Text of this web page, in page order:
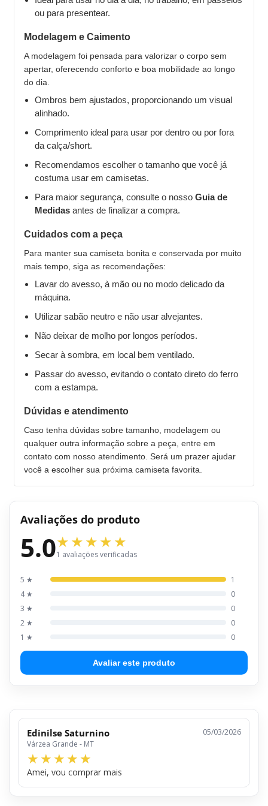
ou para presentear.
Modelagem e Caimento
A modelagem foi pensada para valorizar o corpo sem
apertar, oferecendo conforto e boa mobilidade ao longo
do dia.
Ombros bem ajustados, proporcionando um visual
alinhado.
Comprimento ideal para usar por dentro ou por fora
da calça/short.
Recomendamos escolher o tamanho que você já
costuma usar em camisetas.
Para maior segurança, consulte o nosso Guia de
Medidas antes de finalizar a compra.
Cuidados com a peça
Para manter sua camiseta bonita e conservada por muito
mais tempo, siga as recomendações:
Lavar do avesso, à mão ou no modo delicado da
máquina.
Utilizar sabão neutro e não usar alvejantes.
Não deixar de molho por longos períodos.
Secar à sombra, em local bem ventilado.
Passar do avesso, evitando o contato direto do ferro
com a estampa.
Dúvidas e atendimento
Caso tenha dúvidas sobre tamanho, modelagem ou
qualquer outra informação sobre a peça, entre em
contato com nosso atendimento. Será um prazer ajudar
você a escolher sua próxima camiseta favorita.
Avaliações do produto
5.01 avaliações verificadas
5 ★
1
4 ★
0
3 ★
0
2 ★
0
1 ★
0
Avaliar este produto
Edinilse Saturnino
Várzea Grande - MT
05/03/2026
Amei, vou comprar mais